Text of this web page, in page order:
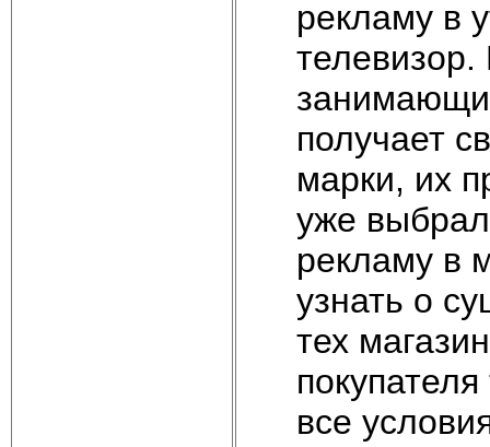
рекламу в
получает
марки, их
уже
рекламу в
узнать о
тех
все